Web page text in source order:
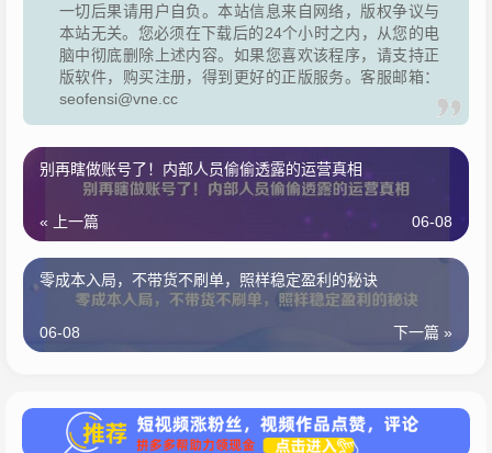
一切后果请用户自负。本站信息来自网络，版权争议与
本站无关。您必须在下载后的24个小时之内，从您的电
脑中彻底删除上述内容。如果您喜欢该程序，请支持正
版软件，购买注册，得到更好的正版服务。客服邮箱：
seofensi@vne.cc
别再瞎做账号了！内部人员偷偷透露的运营真相
« 上一篇 06-08
零成本入局，不带货不刷单，照样稳定盈利的秘诀
下一篇 »
06-08